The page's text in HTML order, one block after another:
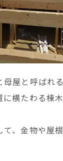
屋と呼ばれ
横たわる棟
、金物や屋